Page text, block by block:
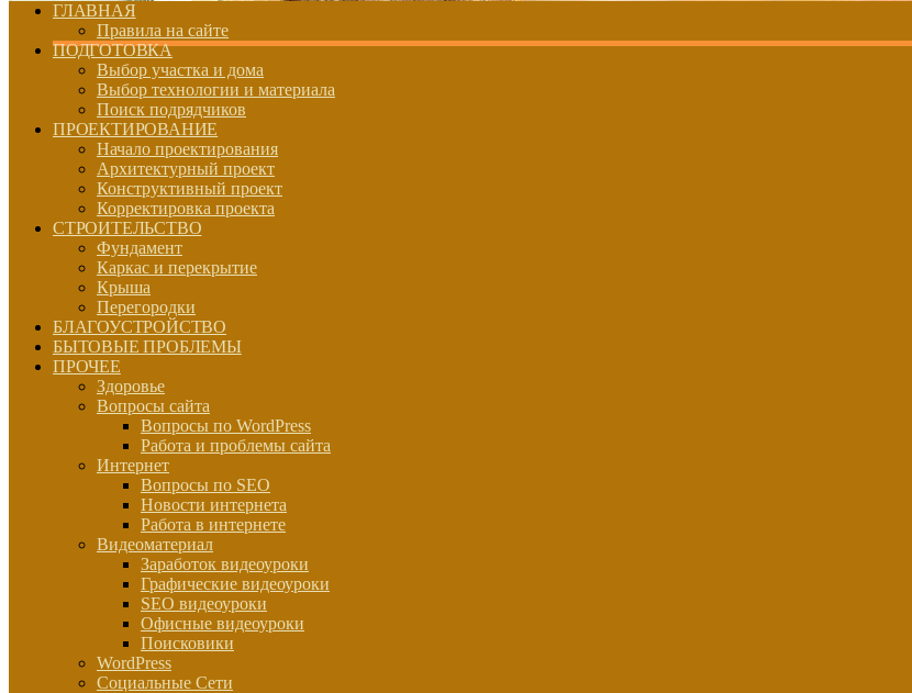
ГЛАВНАЯ
Правила на сайте
ПОДГОТОВКА
Выбор участка и дома
Выбор технологии и материала
Поиск подрядчиков
ПРОЕКТИРОВАНИЕ
Начало проектирования
Архитектурный проект
Конструктивный проект
Корректировка проекта
СТРОИТЕЛЬСТВО
Фундамент
Каркас и перекрытие
Крыша
Перегородки
БЛАГОУСТРОЙСТВО
БЫТОВЫЕ ПРОБЛЕМЫ
ПРОЧЕЕ
Здоровье
Вопросы сайта
Вопросы по WordPress
Работа и проблемы сайта
Интернет
Вопросы по SEO
Новости интернета
Работа в интернете
Видеоматериал
Заработок видеоуроки
Графические видеоуроки
SEO видеоуроки
Офисные видеоуроки
Поисковики
WordPress
Социальные Сети